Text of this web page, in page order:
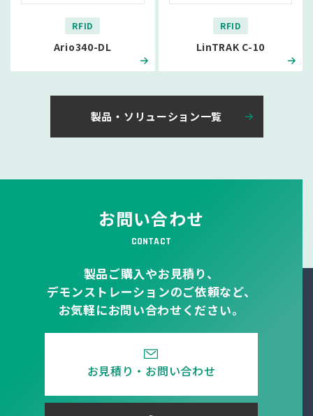
RFID
Ario340-DL
RFID
LinTRAK C-10
製品・ソリューション一覧
お問い合わせ
CONTACT
製品ご購入やお見積り、
デモンストレーションのご依頼など、
お気軽にお問い合わせください。
お見積り・お問い合わせ